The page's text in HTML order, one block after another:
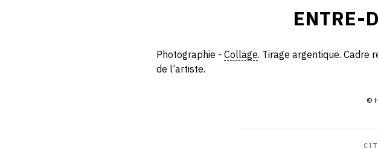
ENTRE-
Photographie - Collage. Tirage argentique. Cadre
de l’artiste.
©